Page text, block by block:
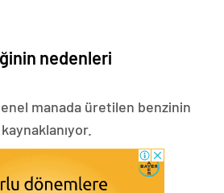
nedenleri
manada üretilen benzinin